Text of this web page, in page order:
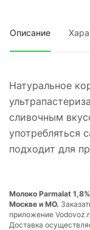
Описание
Натуральное
сливочным
употребляться
подходит для
Молоко Parmalat
Москве и МО.
приложение
Доставка